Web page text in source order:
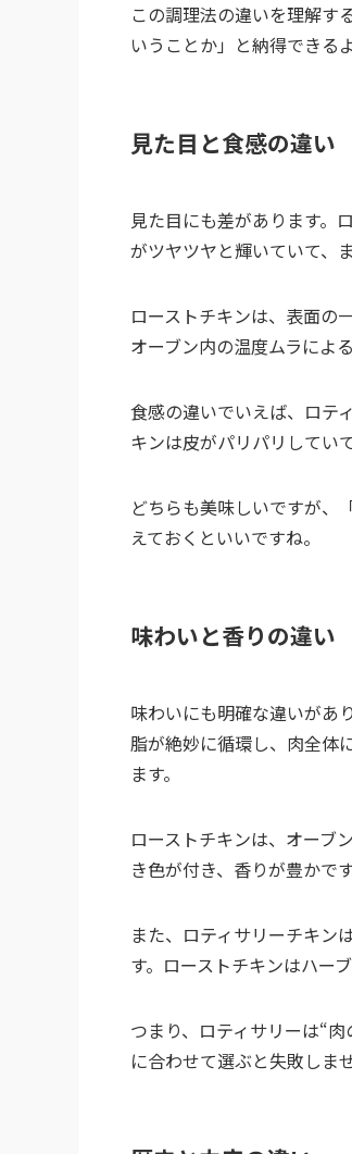
この調理法の違いを理解す
いうことか」と納得できる
見た目と食感の違い
見た目にも差があります。
がツヤツヤと輝いていて、
ローストチキンは、表面の
オーブン内の温度ムラによ
食感の違いでいえば、ロテ
キンは皮がパリパリしてい
どちらも美味しいですが、
えておくといいですね。
味わいと香りの違い
味わいにも明確な違いがあ
脂が絶妙に循環し、肉全体
ます。
ローストチキンは、オーブ
き色が付き、香りが豊かで
また、ロティサリーチキン
す。ローストチキンはハー
つまり、ロティサリーは“
に合わせて選ぶと失敗しま